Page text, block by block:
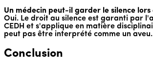
Un médecin peut-il garder le silence lors
Oui. Le droit au silence est garanti par
CEDH et s'applique en matière
peut pas être interprété comme un aveu.
Conclusion